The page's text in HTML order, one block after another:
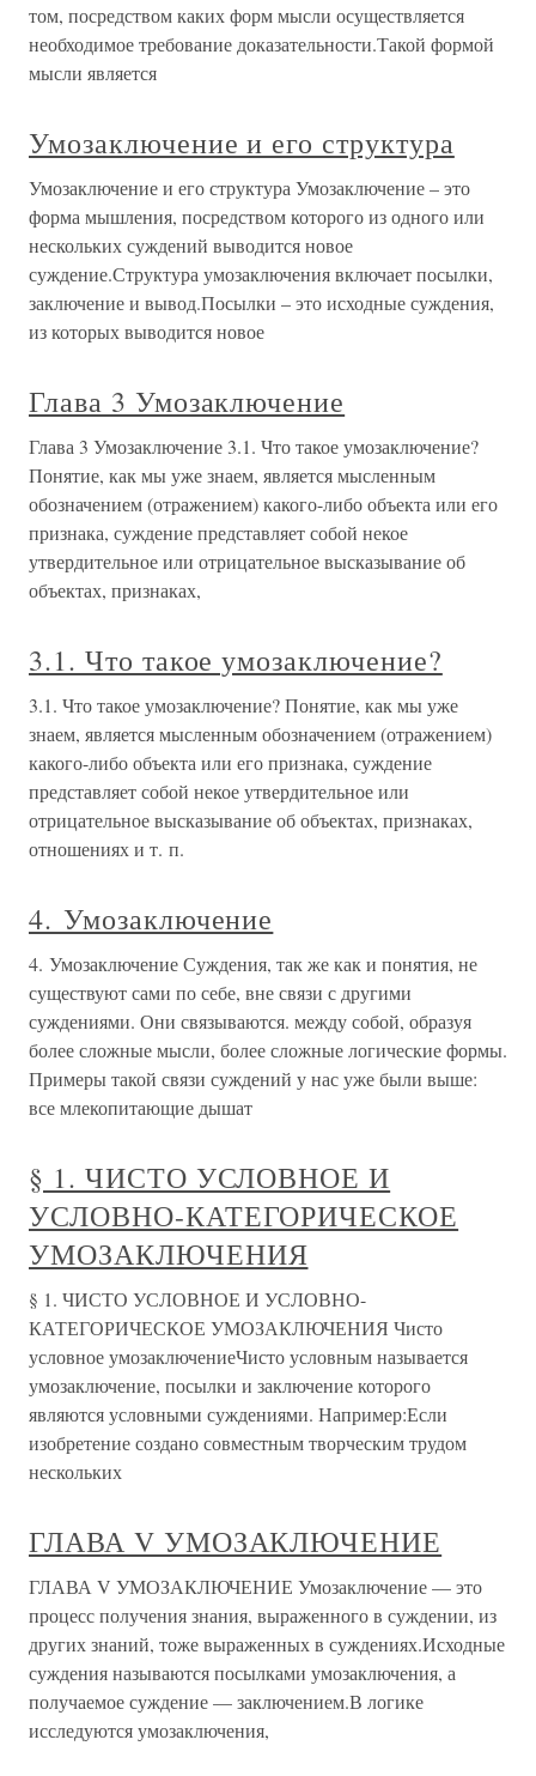
том, посредством каких форм мысли осуществляется
необходимое требование доказательности.Такой формой
мысли является
Умозаключение и его структура
Умозаключение и его структура Умозаключение – это
форма мышления, посредством которого из одного или
нескольких суждений выводится новое
суждение.Структура умозаключения включает посылки,
заключение и вывод.Посылки – это исходные суждения,
из которых выводится новое
Глава 3 Умозаключение
Глава 3 Умозаключение 3.1. Что такое умозаключение?
Понятие, как мы уже знаем, является мысленным
обозначением (отражением) какого-либо объекта или его
признака, суждение представляет собой некое
утвердительное или отрицательное высказывание об
объектах, признаках,
3.1. Что такое умозаключение?
3.1. Что такое умозаключение? Понятие, как мы уже
знаем, является мысленным обозначением (отражением)
какого-либо объекта или его признака, суждение
представляет собой некое утвердительное или
отрицательное высказывание об объектах, признаках,
отношениях и т. п.
4. Умозаключение
4. Умозаключение Суждения, так же как и понятия, не
существуют сами по себе, вне связи с другими
суждениями. Они связываются. между собой, образуя
более сложные мысли, более сложные логические формы.
Примеры такой связи суждений у нас уже были выше:
все млекопитающие дышат
§ 1. ЧИСТО УСЛОВНОЕ И
УСЛОВНО-КАТЕГОРИЧЕСКОЕ
УМОЗАКЛЮЧЕНИЯ
§ 1. ЧИСТО УСЛОВНОЕ И УСЛОВНО-
КАТЕГОРИЧЕСКОЕ УМОЗАКЛЮЧЕНИЯ Чисто
условное умозаключениеЧисто условным называется
умозаключение, посылки и заключение которого
являются условными суждениями. Например:Если
изобретение создано совместным творческим трудом
нескольких
ГЛАВА V УМОЗАКЛЮЧЕНИЕ
ГЛАВА V УМОЗАКЛЮЧЕНИЕ Умозаключение — это
процесс получения знания, выраженного в суждении, из
других знаний, тоже выраженных в суждениях.Исходные
суждения называются посылками умозаключения, а
получаемое суждение — заключением.В логике
исследуются умозаключения,